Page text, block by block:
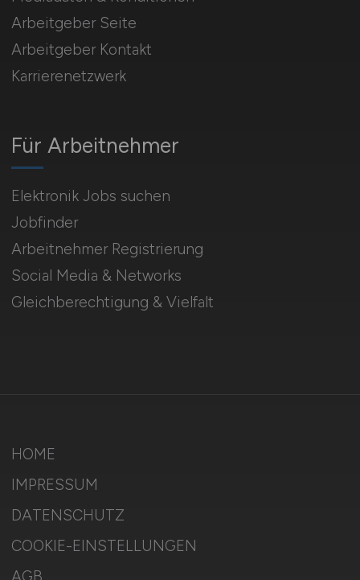
Für Arbeitnehmer
Elektronik Jobs suchen
Jobfinder
Arbeitnehmer Registrierung
Social Media & Networks
Gleichberechtigung & Vielfalt
Arbeitgeber Seite
Arbeitgeber Kontakt
Karrierenetzwerk
HOME
IMPRESSUM
DATENSCHUTZ
COOKIE-EINSTELLUNGEN